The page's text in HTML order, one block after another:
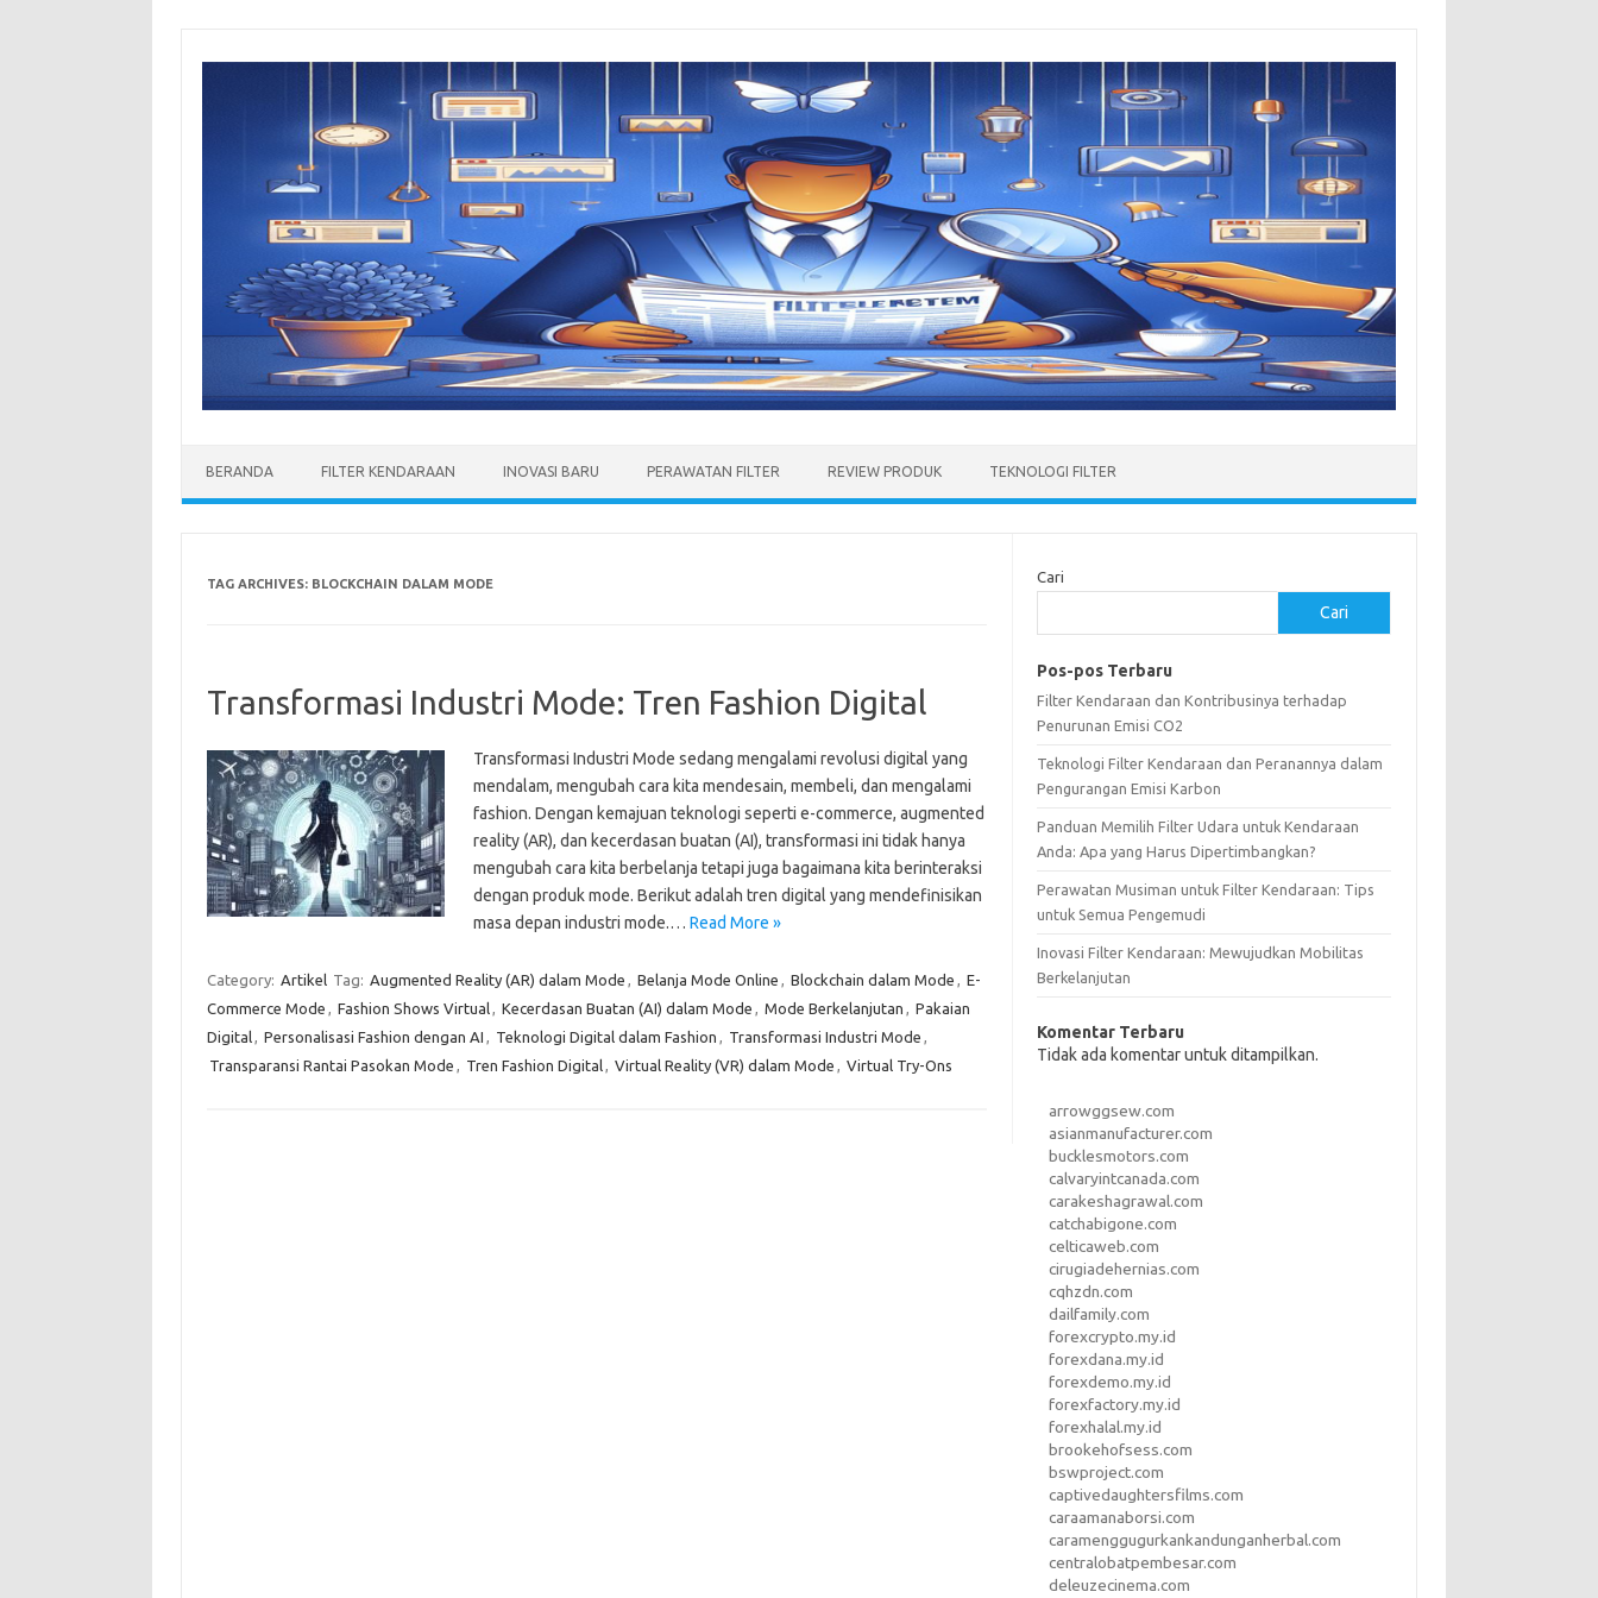
BERANDA FILTER KENDARAAN INOVASI BARU PERAWATAN FILTER REVIEW PRODUK TEKNOLOGI FILTER
TAG ARCHIVES: BLOCKCHAIN DALAM MODE
Transformasi Industri Mode: Tren Fashion Digital
Transformasi Industri Mode sedang mengalami revolusi digital yang
mendalam, mengubah cara kita mendesain, membeli, dan mengalami
fashion. Dengan kemajuan teknologi seperti e-commerce, augmented
reality (AR), dan kecerdasan buatan (AI), transformasi ini tidak hanya
mengubah cara kita berbelanja tetapi juga bagaimana kita berinteraksi
dengan produk mode. Berikut adalah tren digital yang mendefinisikan
masa depan industri mode.… Read More »
Category: Artikel Tag: Augmented Reality (AR) dalam Mode , Belanja Mode Online , Blockchain dalam Mode , E-
Commerce Mode , Fashion Shows Virtual, Kecerdasan Buatan (AI) dalam Mode , Mode Berkelanjutan , Pakaian
Digital, Personalisasi Fashion dengan AI , Teknologi Digital dalam Fashion , Transformasi Industri Mode ,
Transparansi Rantai Pasokan Mode , Tren Fashion Digital, Virtual Reality (VR) dalam Mode , Virtual Try-Ons
Cari
Cari
Pos-pos Terbaru
Filter Kendaraan dan Kontribusinya terhadap
Penurunan Emisi CO2
Teknologi Filter Kendaraan dan Peranannya dalam
Pengurangan Emisi Karbon
Panduan Memilih Filter Udara untuk Kendaraan
Anda: Apa yang Harus Dipertimbangkan?
Perawatan Musiman untuk Filter Kendaraan: Tips
untuk Semua Pengemudi
Inovasi Filter Kendaraan: Mewujudkan Mobilitas
Berkelanjutan
Komentar Terbaru
Tidak ada komentar untuk ditampilkan.
arrowggsew.com
asianmanufacturer.com
bucklesmotors.com
calvaryintcanada.com
carakeshagrawal.com
catchabigone.com
celticaweb.com
cirugiadehernias.com
cqhzdn.com
dailfamily.com
forexcrypto.my.id
forexdana.my.id
forexdemo.my.id
forexfactory.my.id
forexhalal.my.id
brookehofsess.com
bswproject.com
captivedaughtersfilms.com
caraamanaborsi.com
caramenggugurkankandunganherbal.com
centralobatpembesar.com
deleuzecinema.com